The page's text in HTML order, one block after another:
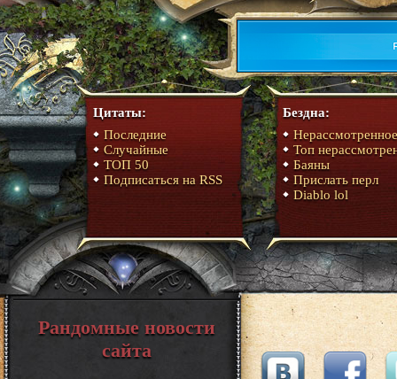
Цитаты:
Последние
Случайные
ТОП 50
Подписаться на RSS
Бездна:
Нерассмотренное
Топ
Баяны
Прислать перл
Diablo lol
Рандомные новости
сайта